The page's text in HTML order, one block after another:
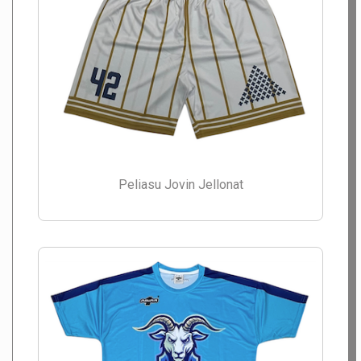
Peliasu Jovin Jellonat